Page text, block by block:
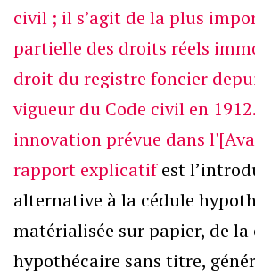
civil ; il s’agit de la plus
partielle des droits réels
droit du registre foncier
vigueur du Code civil en
innovation prévue dans
rapport explicatifest
alternative à la cédule
matérialisée sur papier, de la
hypothécaire sans titre,